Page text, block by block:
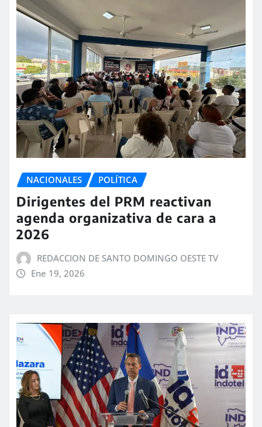
NACIONALES POLÍTICA
Dirigentes del PRM reactivan
agenda organizativa de cara a
2026
REDACCION DE SANTO DOMINGO OESTE TV
Ene 19, 2026